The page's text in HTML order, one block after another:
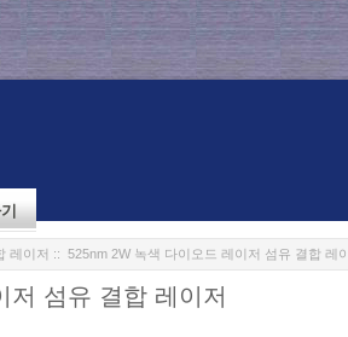
레이저 :: 525nm 2W 녹색 다이오드 레이저 섬유 결합 레
저 섬유 결합 레이저